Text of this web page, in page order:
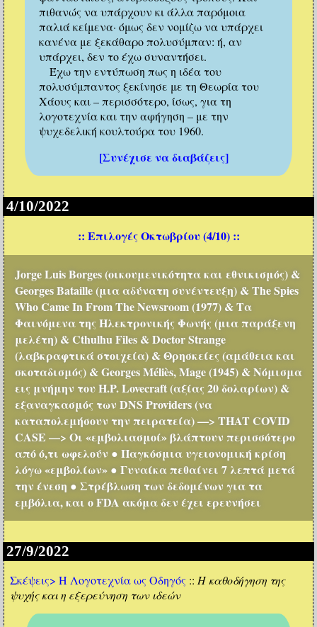
πιθανώς να υπάρχουν κι άλλα παρόμοια
παλιά κείμενα· όμως δεν νομίζω να υπάρχει
κανένα με ξεκάθαρο πολυσύμπαν: ή, αν
υπάρχει, δεν το έχω συναντήσει.
Έχω την εντύπωση πως η ιδέα του
πολυσύμπαντος ξεκίνησε με τη Θεωρία του
Χάους και – περισσότερο, ίσως, για τη
λογοτεχνία και την αφήγηση – με την
ψυχεδελική κουλτούρα του 1960.
[Συνέχισε να διαβάζεις]
4/10/2022
:: Επιλογές Οκτωβρίου (4/10) ::
Jorge Luis Borges (οικουμενικότητα και εθνικισμός) &
Georges Bataille (μια αδύνατη συνέντευξη) & The Spies
Who Came In From The Newsroom (1977) & Τα
Φαινόμενα της Ηλεκτρονικής Φωνής (μια παράξενη
μελέτη) & Cthulhu Files & Doctor Strange
(λαβκραφτικά στοιχεία) & Θρησκείες (αμάθεια και
σκοταδισμός) & Georges Méliès, Mage (1945) & Νόμισμα
εις μνήμην του H.P. Lovecraft (αξίας 20 δολαρίων) &
εξαναγκασμός των DNS Providers (να
καταπολεμήσουν την πειρατεία) —> THAT COVID
CASE —> Οι «εμβολιασμοί» βλάπτουν περισσότερο
από ό,τι ωφελούν ● Παγκόσμια υγειονομική κρίση
λόγω «εμβολίων» ● Γυναίκα πεθαίνει 7 λεπτά μετά
την ένεση ● Στρέβλωση των δεδομένων για τα
εμβόλια, και ο FDA ακόμα δεν έχει ερευνήσει
27/9/2022
Σκέψεις> Η Λογοτεχνία ως Οδηγός :: Η καθοδήγηση της
ψυχής και η εξερεύνηση των ιδεών